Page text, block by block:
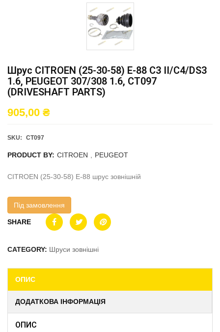
Шрус CITROEN (25-30-58) E-88 C3 II/C4/DS3
1.6, PEUGEOT 307/308 1.6, CT097
(DRIVESHAFT PARTS)
905,00 ₴
SKU: CT097
PRODUCT BY: CITROEN PEUGEOT
CITROEN (25-30-58) E-88 шрус зовнішній
Під замовлення
SHARE
CATEGORY: Шруси зовнішні
ОПИС
ДОДАТКОВА ІНФОРМАЦІЯ
ОПИС